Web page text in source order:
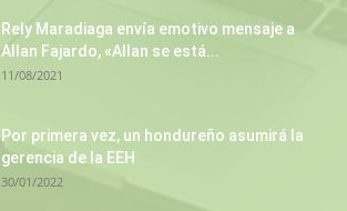
Rely Maradiaga envía emotivo mensaje a
Allan Fajardo, «Allan se está...
11/08/2021
Por primera vez, un hondureño asumirá la
gerencia de la EEH
30/01/2022